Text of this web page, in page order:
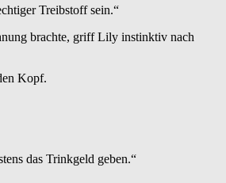
Treibstoff sein.“
brachte, griff Lily instinktiv nach
Kopf.
das Trinkgeld geben.“